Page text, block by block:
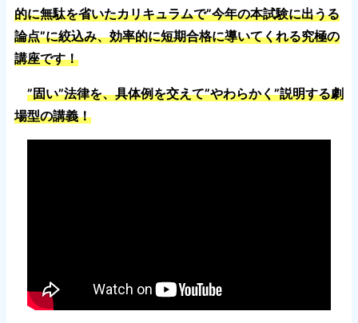
的に無駄を省いたカリキュラムで”今年の本試験に出うる
論点”に絞込み、効率的に短期合格に導いてくれる究極の
講座です！
”固い”法律を、具体例を交えて”やわらかく”説明する劇
場型の講義！